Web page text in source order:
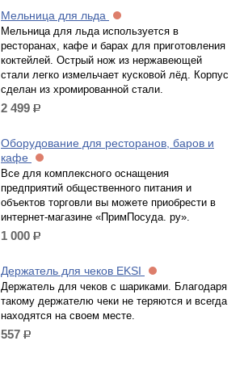
Мельница для льда
Мельница для льда используется в
ресторанах, кафе и барах для приготовления
коктейлей. Острый нож из нержавеющей
стали легко измельчает кусковой лёд. Корпус
сделан из хромированной стали.
2 499 р.
Оборудование для ресторанов, баров и
кафе
Все для комплексного оснащения
предприятий общественного питания и
объектов торговли вы можете приобрести в
интернет-магазине «ПримПосуда. ру».
1 000 р.
Держатель для чеков EKSI
Держатель для чеков с шариками. Благодаря
такому держателю чеки не теряются и всегда
находятся на своем месте.
557 р.